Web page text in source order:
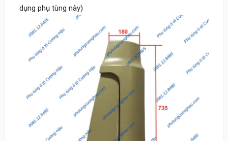
dụng phụ tùng này)